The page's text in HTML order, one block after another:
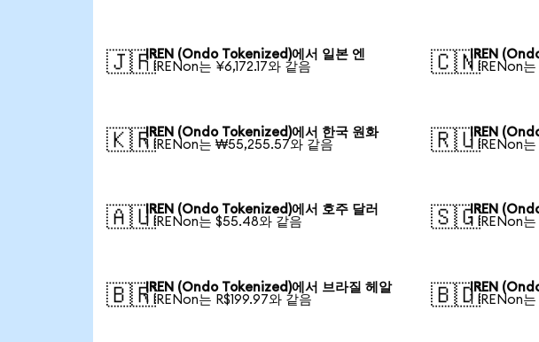
🇯🇵IREN (Ondo Tokenized)에서 일본 엔
1 IRENon는 ¥6,172.17와 같음
🇨🇳IREN
1 IRENon
🇰🇷IREN (Ondo Tokenized)에서 한국 원화
1 IRENon는 ₩55,255.57와 같음
🇷🇺IREN
1 IRENon
🇦🇺IREN (Ondo Tokenized)에서 호주 달러
1 IRENon는 $55.48와 같음
🇸🇬IREN
1 IRENon는
🇧🇷IREN (Ondo Tokenized)에서 브라질 헤알
1 IRENon는 R$199.97와 같음
🇧🇩IREN
1 IRENon